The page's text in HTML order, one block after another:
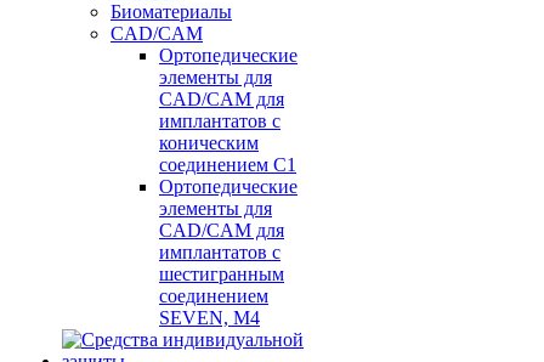
Биоматериалы
CAD/CAM
Ортопедические
элементы для
CAD/CAM для
имплантатов с
коническим
соединением С1
Ортопедические
элементы для
CAD/CAM для
имплантатов с
шестигранным
соединением
SEVEN, М4